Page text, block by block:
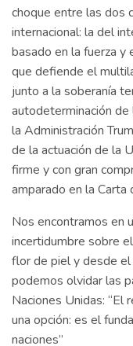
choque entre las dos
internacional: la del
basado en la fuerza
que defiende el
junto a la soberanía
autodeterminación
la Administración
de la actuación de la
firme y con gran
amparado en la Carta
Nos encontramos en
incertidumbre sobre
flor de piel y desde
podemos olvidar las
Naciones Unidas: “El
una opción: es el
naciones”